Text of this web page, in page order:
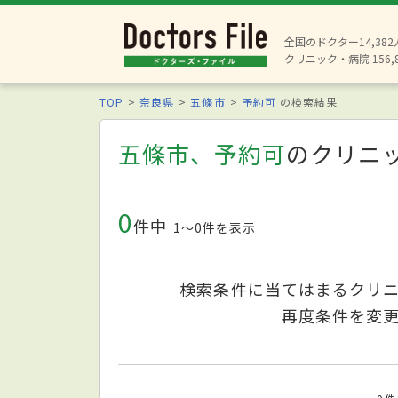
全国のドクター14,382
クリニック・病院
TOP 奈良県 五條市 予約可 の検索結果
五條市、予約可のクリニ
0件中 1〜0件を表示
検索条件に当てはまるクリ
再度条件を変